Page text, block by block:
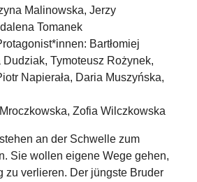
Malinowska, Jerzy
Tomanek
Bartłomiej
Tymoteusz Rożynek,
Napierała, Daria Muszyńska,
Zofia Wilczkowska
an der Schwelle zum
Sie wollen eigene Wege gehen,
zu verlieren. Der jüngste Bruder